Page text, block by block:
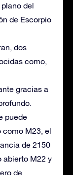
del
de Escorpio
dos
como,
gracias a
puede
como M23, el
de 2150
abierto M22 y
de